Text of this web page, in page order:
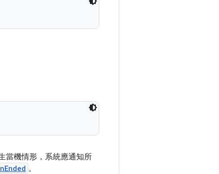
當機情形，系統應通知所
。